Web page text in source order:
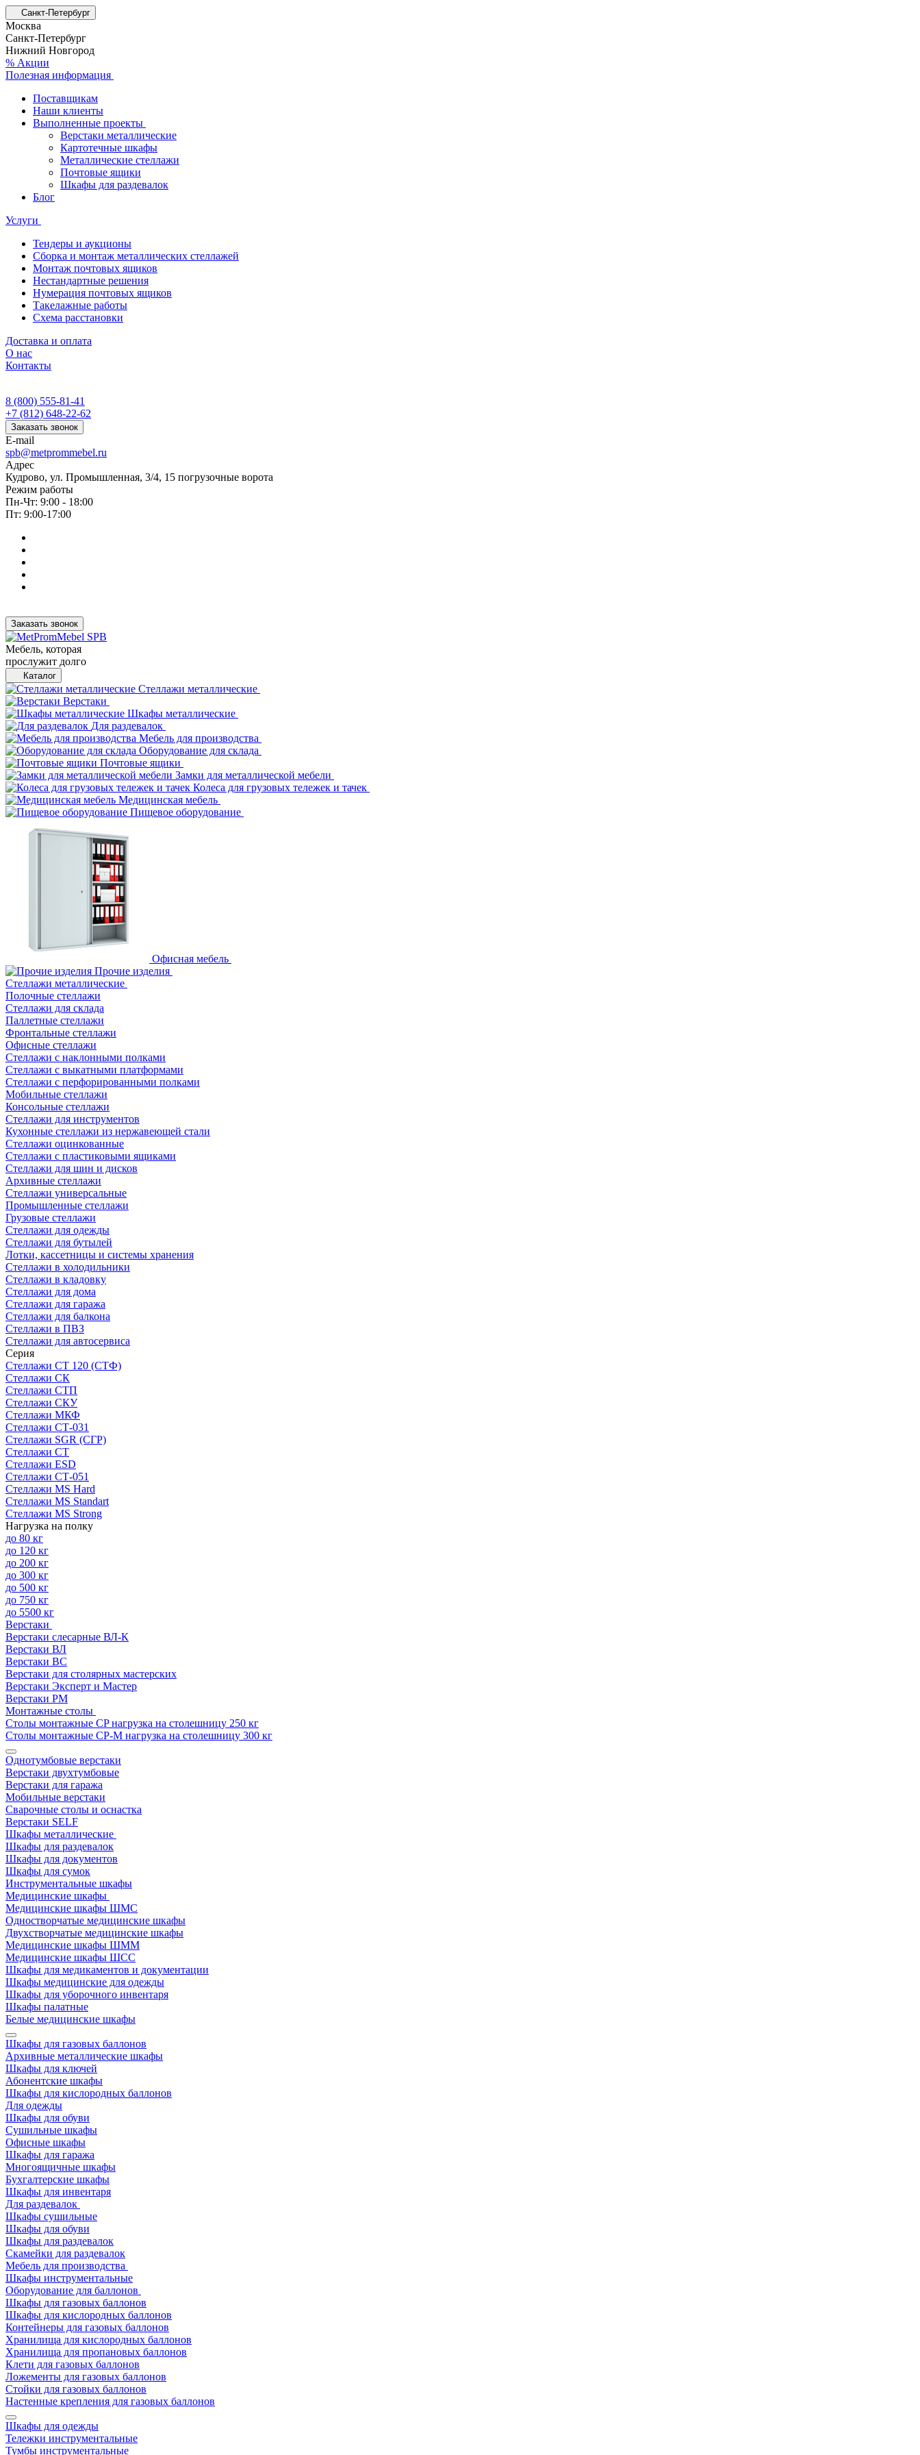
Санкт-Петербург
Москва
Санкт-Петербург
Нижний Новгород
% Акции
Полезная информация
Поставщикам
Наши клиенты
Выполненные проекты
Верстаки металлические
Картотечные шкафы
Металлические стеллажи
Почтовые ящики
Шкафы для раздевалок
Блог
Услуги
Тендеры и аукционы
Сборка и монтаж металлических стеллажей
Монтаж почтовых ящиков
Нестандартные решения
Нумерация почтовых ящиков
Такелажные работы
Схема расстановки
Доставка и оплата
О нас
Контакты
8 (800) 555-81-41
+7 (812) 648-22-62
Заказать звонок
E-mail
spb@metprommebel.ru
Адрес
Кудрово, ул. Промышленная, 3/4, 15 погрузочные ворота
Режим работы
Пн-Чт: 9:00 - 18:00
Пт: 9:00-17:00
Заказать звонок
Мебель, которая
прослужит долго
Каталог
Стеллажи металлические
Верстаки
Шкафы металлические
Для раздевалок
Мебель для производства
Оборудование для склада
Почтовые ящики
Замки для металлической мебели
Колеса для грузовых тележек и тачек
Медицинская мебель
Пищевое оборудование
Офисная мебель
Прочие изделия
Стеллажи металлические
Полочные стеллажи
Стеллажи для склада
Паллетные стеллажи
Фронтальные стеллажи
Офисные стеллажи
Стеллажи с наклонными полками
Стеллажи с выкатными платформами
Стеллажи с перфорированными полками
Мобильные стеллажи
Консольные стеллажи
Стеллажи для инструментов
Кухонные стеллажи из нержавеющей стали
Стеллажи оцинкованные
Стеллажи с пластиковыми ящиками
Стеллажи для шин и дисков
Архивные стеллажи
Стеллажи универсальные
Промышленные стеллажи
Грузовые стеллажи
Стеллажи для одежды
Стеллажи для бутылей
Лотки, кассетницы и системы хранения
Стеллажи в холодильники
Стеллажи в кладовку
Стеллажи для дома
Стеллажи для гаража
Стеллажи для балкона
Стеллажи в ПВЗ
Стеллажи для автосервиса
Серия
Стеллажи СТ 120 (СТФ)
Стеллажи СК
Стеллажи СТП
Стеллажи СКУ
Стеллажи МКФ
Стеллажи СТ-031
Стеллажи SGR (СГР)
Стеллажи СТ
Стеллажи ESD
Стеллажи СТ-051
Стеллажи MS Hard
Стеллажи MS Standart
Стеллажи MS Strong
Нагрузка на полку
до 80 кг
до 120 кг
до 200 кг
до 300 кг
до 500 кг
до 750 кг
до 5500 кг
Верстаки
Верстаки слесарные ВЛ-К
Верстаки ВЛ
Верстаки ВС
Верстаки для столярных мастерских
Верстаки Эксперт и Мастер
Верстаки РМ
Монтажные столы
Столы монтажные СP нагрузка на столешницу 250 кг
Столы монтажные СР-М нагрузка на столешницу 300 кг
Однотумбовые верстаки
Верстаки двухтумбовые
Верстаки для гаража
Мобильные верстаки
Сварочные столы и оснастка
Верстаки SELF
Шкафы металлические
Шкафы для раздевалок
Шкафы для документов
Шкафы для сумок
Инструментальные шкафы
Медицинские шкафы
Медицинские шкафы ШМС
Одностворчатые медицинские шкафы
Двухстворчатые медицинские шкафы
Медицинские шкафы ШММ
Медицинские шкафы ШСС
Шкафы для медикаментов и документации
Шкафы медицинские для одежды
Шкафы для уборочного инвентаря
Шкафы палатные
Белые медицинские шкафы
Шкафы для газовых баллонов
Архивные металлические шкафы
Шкафы для ключей
Абонентские шкафы
Шкафы для кислородных баллонов
Для одежды
Шкафы для обуви
Сушильные шкафы
Офисные шкафы
Шкафы для гаража
Многоящичные шкафы
Бухгалтерские шкафы
Шкафы для инвентаря
Для раздевалок
Шкафы сушильные
Шкафы для обуви
Шкафы для раздевалок
Скамейки для раздевалок
Мебель для производства
Шкафы инструментальные
Оборудование для баллонов
Шкафы для газовых баллонов
Шкафы для кислородных баллонов
Контейнеры для газовых баллонов
Хранилища для кислородных баллонов
Хранилища для пропановых баллонов
Клети для газовых баллонов
Ложементы для газовых баллонов
Стойки для газовых баллонов
Настенные крепления для газовых баллонов
Шкафы для одежды
Тележки инструментальные
Тумбы инструментальные